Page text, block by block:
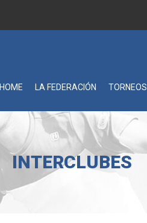
HOME LA FEDERACIÓN TORNEOS
INTERCLUBES